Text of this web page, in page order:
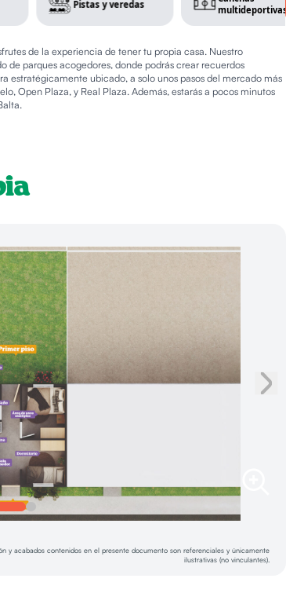
Pistas y veredas
multideportivas
de la experiencia de tener tu propia casa. Nuestro
de parques acogedores, donde podrás crear recuerdos
estratégicamente ubicado, a solo unos pasos del mercado más
Open Plaza, y Real Plaza. Además, estarás a pocos minutos
y acabados contenidos en el presente documento son referenciales y únicamente
ilustrativas (no vinculantes).